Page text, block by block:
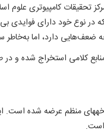
تحقيقات کامپيوتری علوم
در نوع خود دارای
دارد، اما
منظم عرضه شده است.
است.